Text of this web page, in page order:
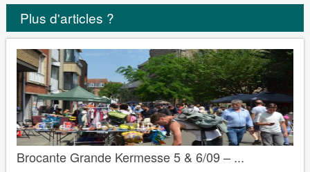
Plus d'articles ?
Brocante Grande Kermesse 5 & 6/09 – ...